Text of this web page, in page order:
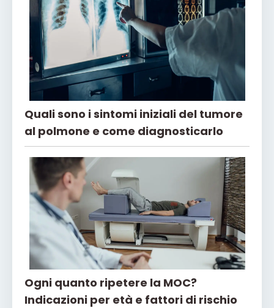
Quali sono i sintomi iniziali del tumore
al polmone e come diagnosticarlo
Ogni quanto ripetere la MOC?
Indicazioni per età e fattori di rischio